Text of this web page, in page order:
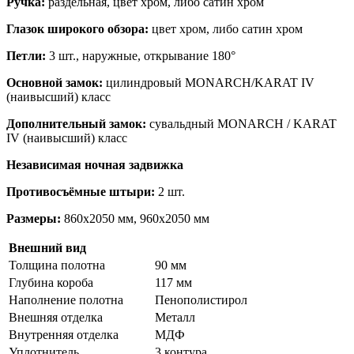
Глазок широкого обзора: цвет хром, либо сатин хром
Петли: 3 шт., наружные, открывание 180°
Основной замок: цилиндровый MONARCH/KARAT IV
(наивысший) класс
Дополнительный замок: сувальдный MONARCH / KARAT
IV (наивысший) класс
Независимая ночная задвижка
Противосъёмные штыри: 2 шт.
Размеры: 860х2050 мм, 960х2050 мм
Внешний вид
Толщина полотна
90 мм
Глубина короба
117 мм
Наполнение полотна
Пенополистирол
Внешняя отделка
Металл
Внутренняя отделка
МДФ